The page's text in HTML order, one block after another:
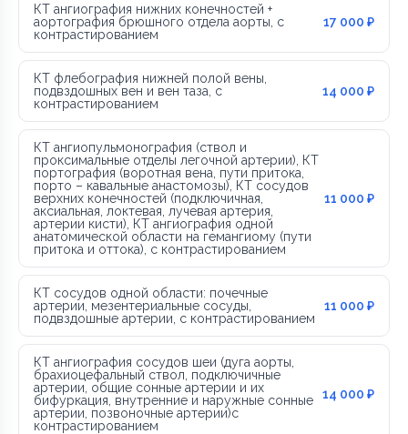
КТ ангиография нижних конечностей +
аортография брюшного отдела аорты, с
контрастированием
17 000 ₽
КТ флебография нижней полой вены,
подвздошных вен и вен таза, с
контрастированием
14 000 ₽
КТ ангиопульмонография (ствол и
проксимальные отделы легочной артерии), КТ
портография (воротная вена, пути притока,
порто – кавальные анастомозы), КТ сосудов
верхних конечностей (подключичная,
аксиальная, локтевая, лучевая артерия,
артерии кисти), КТ ангиография одной
анатомической области на гемангиому (пути
притока и оттока), с контрастированием
11 000 ₽
КТ сосудов одной области: почечные
артерии, мезентериальные сосуды,
подвздошные артерии, с контрастированием
11 000 ₽
КТ ангиография сосудов шеи (дуга аорты,
брахиоцефальный ствол, подключичные
артерии, общие сонные артерии и их
бифуркация, внутренние и наружные сонные
артерии, позвоночные артерии)с
контрастированием
14 000 ₽